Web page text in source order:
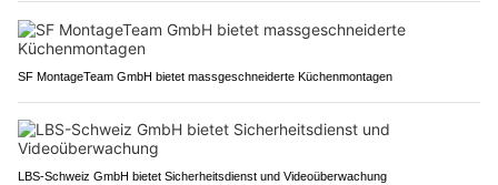
SF MontageTeam GmbH bietet massgeschneiderte Küchenmontagen
LBS-Schweiz GmbH bietet Sicherheitsdienst und Videoüberwachung